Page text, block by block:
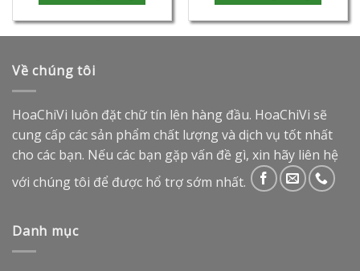
Về chúng tôi
HoaChiVi luôn đặt chữ tín lên hàng đầu. HoaChiVi sẽ
cung cấp các sản phẩm chất lượng và dịch vụ tốt nhất
cho các bạn. Nếu các bạn gặp vấn đề gì, xin hãy liên hệ
với chúng tôi để được hổ trợ sớm nhất.
Danh mục